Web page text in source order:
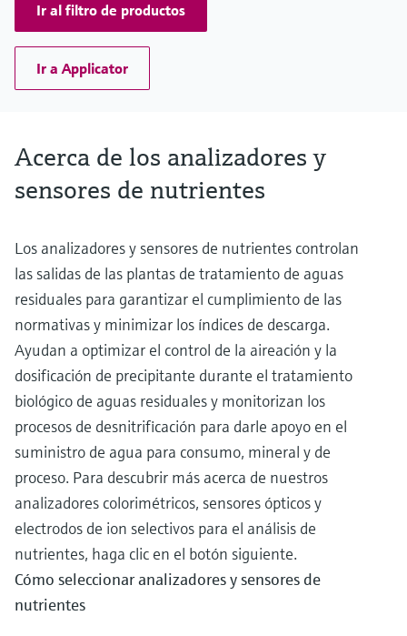
Ir al filtro de productos
Ir a Applicator
Acerca de los analizadores y
sensores de nutrientes
Los analizadores y sensores de nutrientes controlan
las salidas de las plantas de tratamiento de aguas
residuales para garantizar el cumplimiento de las
normativas y minimizar los índices de descarga.
Ayudan a optimizar el control de la aireación y la
dosificación de precipitante durante el tratamiento
biológico de aguas residuales y monitorizan los
procesos de desnitrificación para darle apoyo en el
suministro de agua para consumo, mineral y de
proceso. Para descubrir más acerca de nuestros
analizadores colorimétricos, sensores ópticos y
electrodos de ion selectivos para el análisis de
nutrientes, haga clic en el botón siguiente.
Cómo seleccionar analizadores y sensores de
nutrientes